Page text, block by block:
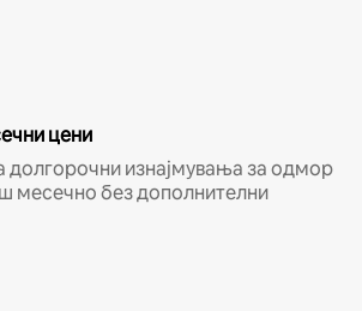
цени
долгорочни изнајмувања за одмор
месечно без дополнителни